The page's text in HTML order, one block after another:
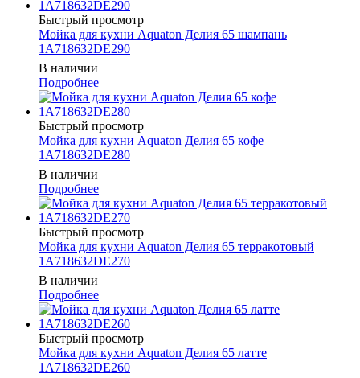
Быстрый просмотр
Мойка для кухни Aquaton Делия 65 шампань
1A718632DE290
В наличии
Подробнее
Быстрый просмотр
Мойка для кухни Aquaton Делия 65 кофе
1A718632DE280
В наличии
Подробнее
Быстрый просмотр
Мойка для кухни Aquaton Делия 65 терракотовый
1A718632DE270
В наличии
Подробнее
Быстрый просмотр
Мойка для кухни Aquaton Делия 65 латте
1A718632DE260